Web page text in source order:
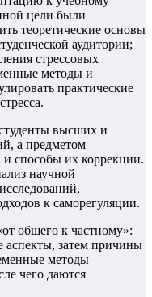
цели были
теоретические основы
аудитории;
стрессовых
методы и
практические
высших и
а предметом —
и способы их коррекции.
научной
к саморегуляции.
общего к частному»:
аспекты, затем причины
методы
чего даются